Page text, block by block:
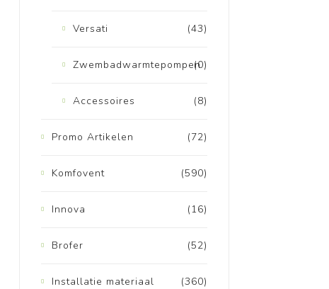
(43)
Versati
(0)
Zwembadwarmtepompen
(8)
Accessoires
(72)
Promo Artikelen
(590)
Komfovent
(16)
Innova
(52)
Brofer
(360)
Installatie materiaal